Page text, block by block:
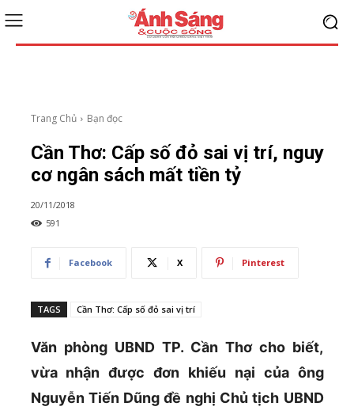
Trang Chủ Bạn đọc
Cần Thơ: Cấp số đỏ sai vị trí, nguy
cơ ngân sách mất tiền tỷ
20/11/2018
591
Facebook X Pinterest
TAGS Cần Thơ: Cấp số đỏ sai vị trí
Văn phòng UBND TP. Cần Thơ cho biết,
vừa nhận được đơn khiếu nại của ông
Nguyễn Tiến Dũng đề nghị Chủ tịch UBND